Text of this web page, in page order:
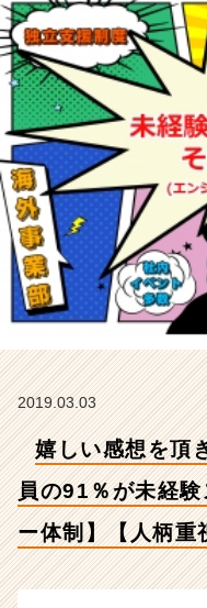
1％
が
未
ス
タ
ー
ト
【
実
の
フ
ォ
ロ
ー
柄
重
視
式
社
2019.03.03
嬉しい感想を頂
員の91％が未経
ー体制】【人柄重